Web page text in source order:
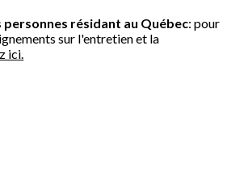
résidant au Québec: pour
sur l'entretien et la
ici.